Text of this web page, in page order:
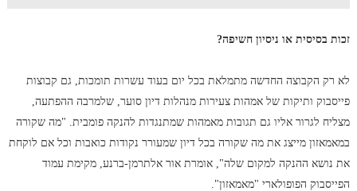
זכות בסיסית או ניסיון חשיפה?
לא רק הקבוצה החדשה מתמלאת בכל יום בעוד עשרות תומכות, גם קבוצות
פייסבוק ותיקות של אמהות צעירות מנהלות דיון סוער, שלמרבה ההפתעה,
מצליח לגרור אליו גם תגובות מאמהות שמתנגדות להנקה פומבית. "מה שקורה
במאמאזון מייצג את מה שקורה בכל דיון שמעורר נקודות כואבות וכל אם לוקחת
את נושא ההנקה למקום שלה", אומרת אור אלתרמן-ברנע, מקימת עמוד
הפייסבוק הפופולארי "מאמאזון".